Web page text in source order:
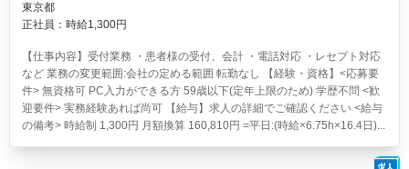
東京都
正社員：時給1,300円
【仕事内容】受付業務 ・患者様の受付、会計 ・電話対応 ・レセプト対応
など 業務の変更範囲:会社の定める範囲 転勤なし 【経験・資格】<応募要
件> 無資格可 PC入力ができる方 59歳以下(定年上限のため) 学歴不問 <歓
迎要件> 実務経験あれば尚可 【給与】求人の詳細でご確認ください <給与
の備考> 時給制 1,300円 月額換算 160,810円 =平日:(時給×6.75h×16.4日)...